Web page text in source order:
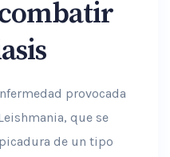
provocada
que se
de un tipo